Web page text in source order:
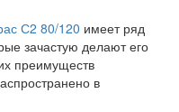
С2 80/120 имеет ряд
зачастую делают его
преимуществ
в